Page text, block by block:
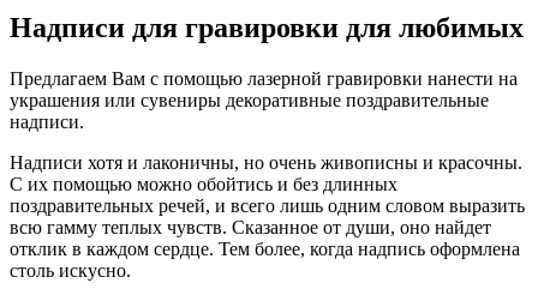
Надписи для гравировки для любимых
Предлагаем Вам с помощью лазерной гравировки нанести на
украшения или сувениры декоративные поздравительные
надписи.
Надписи хотя и лаконичны, но очень живописны и красочны.
С их помощью можно обойтись и без длинных
поздравительных речей, и всего лишь одним словом выразить
всю гамму теплых чувств. Сказанное от души, оно найдет
отклик в каждом сердце. Тем более, когда надпись оформлена
столь искусно.